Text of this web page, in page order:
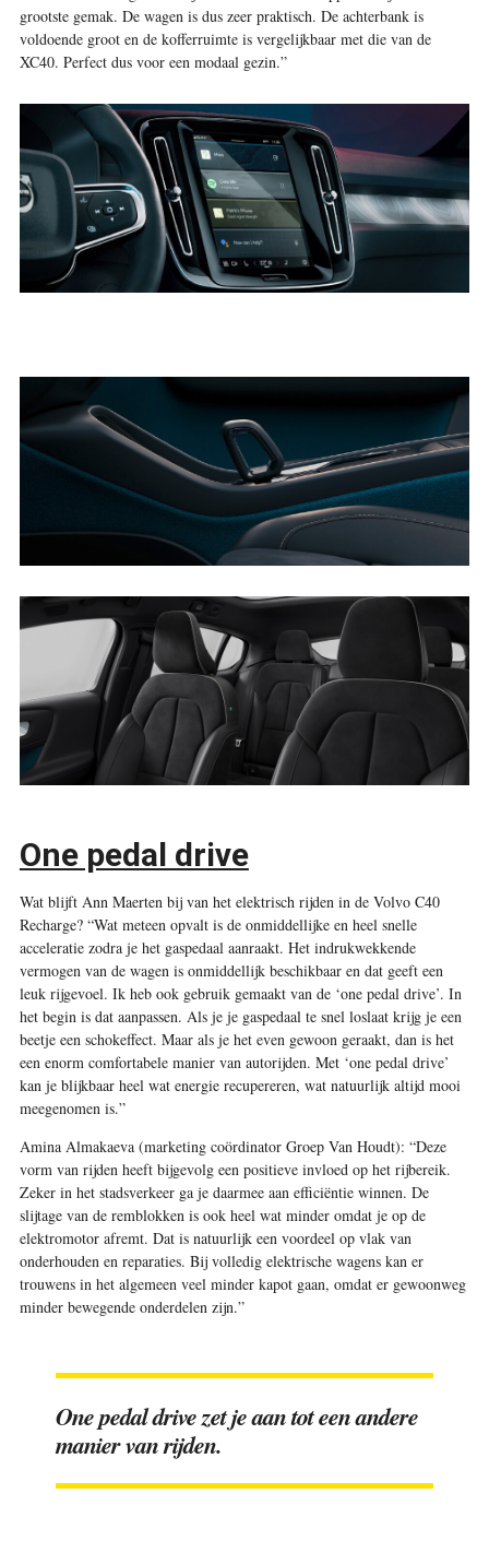
grootste gemak. De wagen is dus zeer praktisch. De achterbank is
voldoende groot en de kofferruimte is vergelijkbaar met die van de
XC40. Perfect dus voor een modaal gezin.”
One pedal drive
Wat blijft Ann Maerten bij van het elektrisch rijden in de Volvo C40
Recharge? “Wat meteen opvalt is de onmiddellijke en heel snelle
acceleratie zodra je het gaspedaal aanraakt. Het indrukwekkende
vermogen van de wagen is onmiddellijk beschikbaar en dat geeft een
leuk rijgevoel. Ik heb ook gebruik gemaakt van de ‘one pedal drive’. In
het begin is dat aanpassen. Als je je gaspedaal te snel loslaat krijg je een
beetje een schokeffect. Maar als je het even gewoon geraakt, dan is het
een enorm comfortabele manier van autorijden. Met ‘one pedal drive’
kan je blijkbaar heel wat energie recupereren, wat natuurlijk altijd mooi
meegenomen is.”
Amina Almakaeva (marketing coördinator Groep Van Houdt): “Deze
vorm van rijden heeft bijgevolg een positieve invloed op het rijbereik.
Zeker in het stadsverkeer ga je daarmee aan efficiëntie winnen. De
slijtage van de remblokken is ook heel wat minder omdat je op de
elektromotor afremt. Dat is natuurlijk een voordeel op vlak van
onderhouden en reparaties. Bij volledig elektrische wagens kan er
trouwens in het algemeen veel minder kapot gaan, omdat er gewoonweg
minder bewegende onderdelen zijn.”
One pedal drive zet je aan tot een andere
manier van rijden.